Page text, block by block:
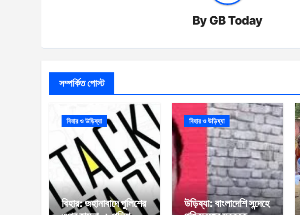
ByGB Today
সম্পর্কিত পোস্ট
বিহার ও উড়িষ্যা
বিহার: জহানাবাদে পুলিশের
বিহার ও উড়িষ্যা
উড়িষ্যা: বাংলাদেশি সন্দেহে